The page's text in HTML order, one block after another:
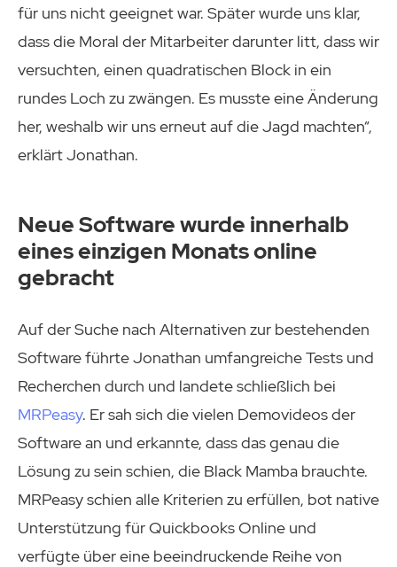
für uns nicht geeignet war. Später wurde uns klar,
dass die Moral der Mitarbeiter darunter litt, dass wir
versuchten, einen quadratischen Block in ein
rundes Loch zu zwängen. Es musste eine Änderung
her, weshalb wir uns erneut auf die Jagd machten“,
erklärt Jonathan.
Neue Software wurde innerhalb
eines einzigen Monats online
gebracht
Auf der Suche nach Alternativen zur bestehenden
Software führte Jonathan umfangreiche Tests und
Recherchen durch und landete schließlich bei
MRPeasy. Er sah sich die vielen Demovideos der
Software an und erkannte, dass das genau die
Lösung zu sein schien, die Black Mamba brauchte.
MRPeasy schien alle Kriterien zu erfüllen, bot native
Unterstützung für Quickbooks Online und
verfügte über eine beeindruckende Reihe von